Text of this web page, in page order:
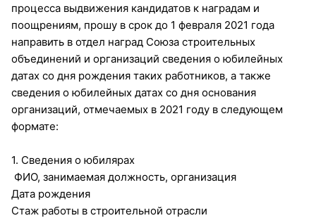
процесса выдвижения кандидатов к наградам и
поощрениям, прошу в срок до 1 февраля 2021 года
направить в отдел наград Союза строительных
объединений и организаций сведения о юбилейных
датах со дня рождения таких работников, а также
сведения о юбилейных датах со дня основания
организаций, отмечаемых в 2021 году в следующем
формате:
1. Сведения о юбилярах
ФИО, занимаемая должность, организация
Дата рождения
Стаж работы в строительной отрасли